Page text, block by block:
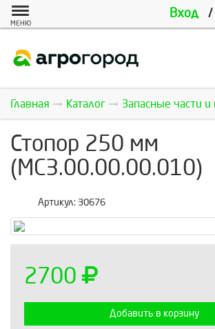
Вход /
МЕНЮ
Главная Каталог Запасные части
Стопор 250 мм
(MC3.00.00.00.010)
Артикул: 30676
2700
Добавить в корзину